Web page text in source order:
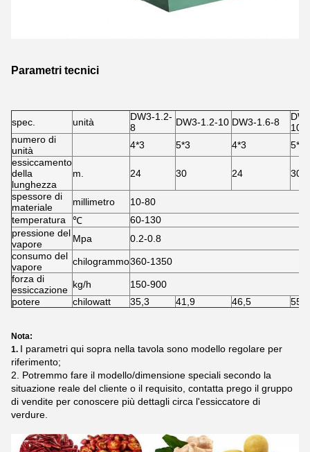
Parametri tecnici
spec. unità
DW3-1.2-
8
DW3-1.2-10 DW3-1.6-8
10
numero di
unità
4*3 5*3 4*3
5*3
essiccamento
della
lunghezza
m. 24 30 24 30
spessore di
materiale
millimetro
10-80
temperatura
℃
60-130
pressione del
vapore
Mpa
0.2-0.8
consumo del
vapore
chilogrammo360-1350
forza di
essiccazione kg/h
150-900
potere
chilowatt 35,3 41,9 46,5 55,5
Nota:
1. I parametri qui sopra nella tavola sono modello regolare per
riferimento;
2. Potremmo fare il modello/dimensione speciali secondo la
situazione reale del cliente o il requisito, contatta prego il gruppo
di vendite per conoscere più dettagli circa l'essiccatore di
verdure.